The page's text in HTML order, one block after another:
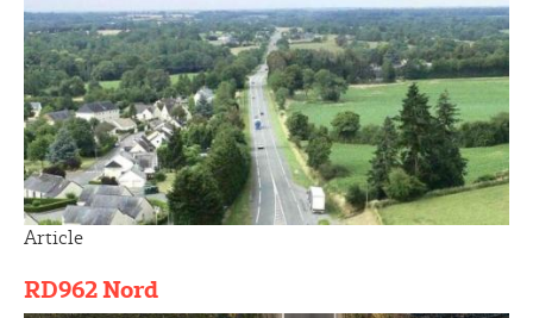
Article
RD962 Nord